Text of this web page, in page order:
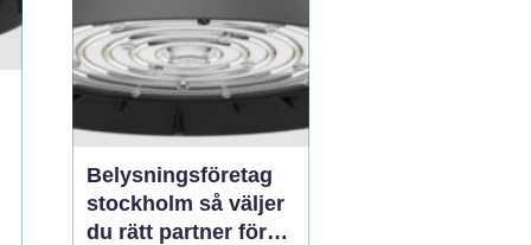
fastighetsäga...
Belysningsföretag
stockholm så väljer
du rätt partner för